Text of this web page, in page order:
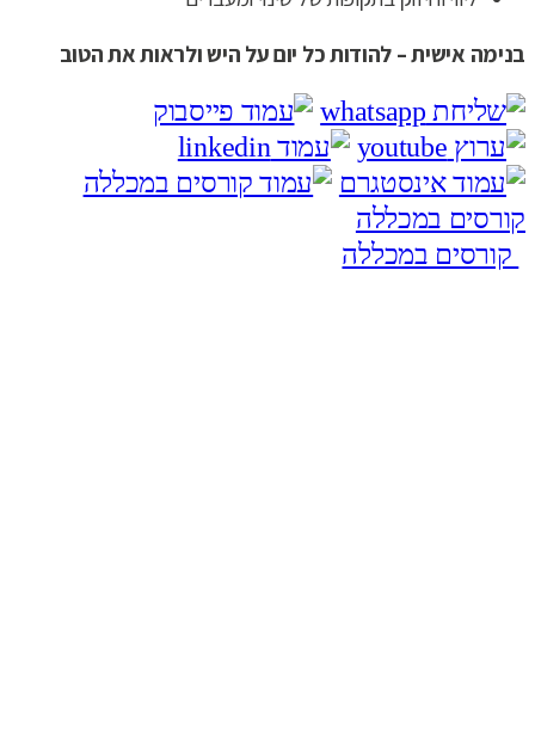
בנימה אישית – להודות כל יום על היש ולראות את הטוב
קורסים במכללה
קורסים במכללה